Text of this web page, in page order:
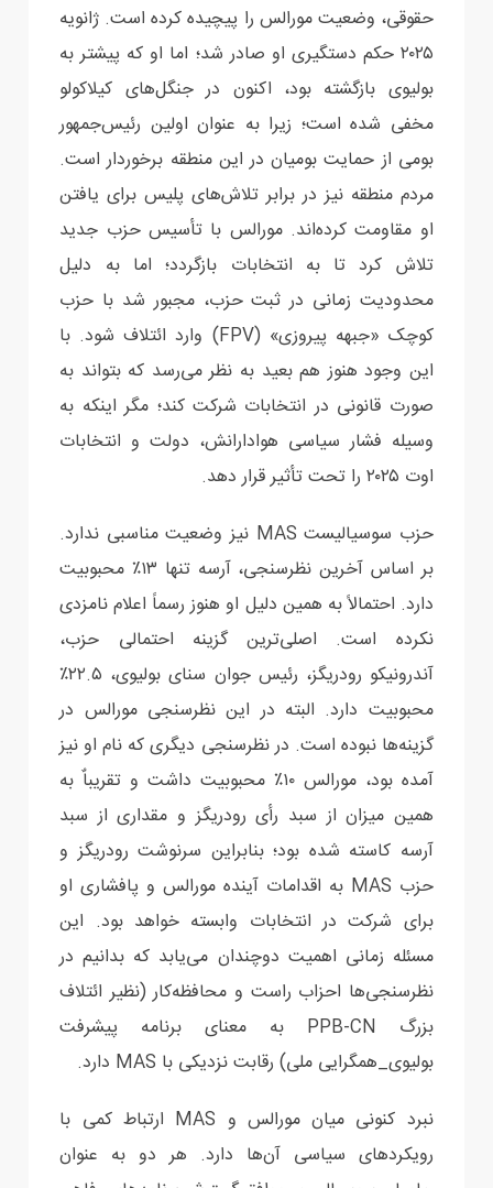
حقوقی، وضعیت مورالس را پیچیده کرده است. ژانویه
۲۰۲۵ حکم دستگیری او صادر شد؛ اما او که پیشتر به
بولیوی بازگشته بود، اکنون در جنگل‌های کیلاکولو
مخفی شده است؛ زیرا به عنوان اولین رئیس‌جمهور
‌بومی از حمایت بومیان در این منطقه برخوردار است.
مردم منطقه نیز در برابر تلاش‌های پلیس برای یافتن
او مقاومت کرده‌اند. مورالس با تأسیس حزب جدید
تلاش کرد تا به انتخابات بازگردد؛ اما به دلیل
محدودیت زمانی در ثبت حزب، مجبور شد با حزب
کوچک «جبهه پیروزی» (FPV) وارد ائتلاف شود. با
این وجود هنوز هم بعید به نظر می‌رسد که بتواند به
صورت قانونی در انتخابات شرکت کند؛ مگر اینکه به
وسیله فشار سیاسی هوادارانش، دولت و انتخابات
اوت ۲۰۲۵ را تحت‌ تأثیر قرار دهد.
حزب سوسیالیست MAS نیز وضعیت مناسبی ندارد.
بر اساس آخرین نظرسنجی، آرسه تنها ۱۳٪ محبوبیت
دارد. احتمالاً به همین دلیل او هنوز رسماً اعلام نامزدی
نکرده است. اصلی‌ترین گزینه احتمالی حزب،
آندرونیکو رودریگز، رئیس جوان سنای بولیوی، ۲۲.۵٪
محبوبیت دارد. البته در این نظرسنجی مورالس در
گزینه‌ها نبوده است. در نظرسنجی دیگری که نام او نیز
آمده بود، مورالس ۱۰٪ محبوبیت داشت و تقریباٌ به
همین میزان از سبد رأی رودریگز و مقداری از سبد
آرسه کاسته شده بود؛ بنابراین سرنوشت رودریگز و
حزب MAS به اقدامات آینده مورالس و پافشاری‌ او
برای شرکت در انتخابات وابسته خواهد بود. این
مسئله زمانی اهمیت دوچندان می‌یابد که بدانیم در
نظرسنجی‌ها احزاب راست و محافظه‌کار (نظیر ائتلاف
بزرگ PPB-CN به معنای برنامه پیشرفت
بولیوی_همگرایی ملی) رقابت نزدیکی با MAS دارد.
نبرد کنونی میان مورالس و MAS ارتباط کمی با
رویکردهای سیاسی آن‌ها دارد. هر دو به عنوان